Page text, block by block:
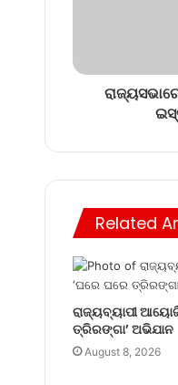
Related
ରାଜ୍ୟବ୍ୟାପୀ
ତ୍ରିରଙ୍ଗା’ ଅଭିଯାନ
August 8, 2026